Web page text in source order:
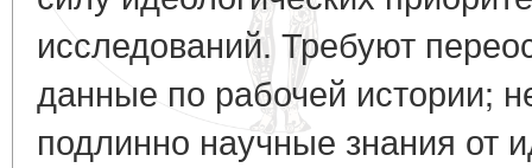
исследований. Требуют
данные по рабочей истории;
подлинно научные знания от